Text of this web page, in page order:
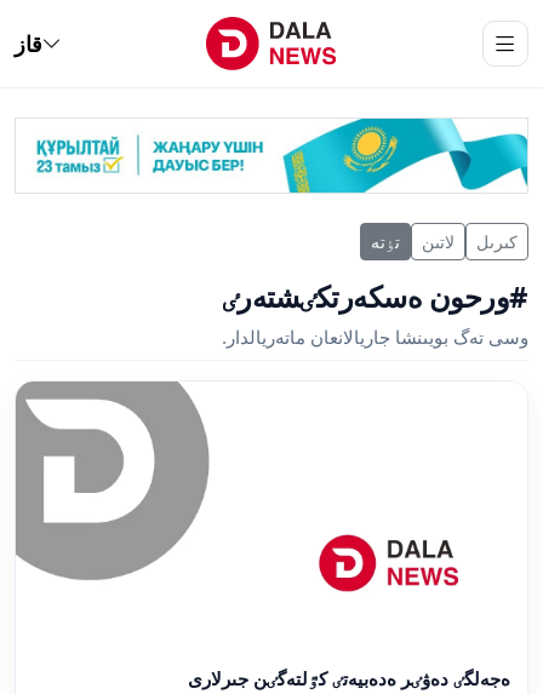
قاز
كىرىل لاتىن تٶتە
#ورحون ەسكەرتكٸشتەرٸ
وسى تەگ بويىنشا جاريالانعان ماتەريالدار.
ەجەلگٸ دەۋٸر ەدەبيەتٸ كٷلتەگٸن جىرلارى